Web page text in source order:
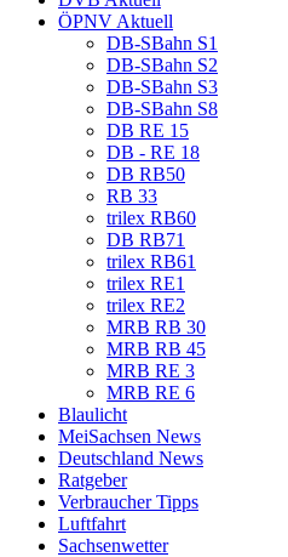
ÖPNV Aktuell
DB-SBahn S1
DB-SBahn S2
DB-SBahn S3
DB-SBahn S8
DB RE 15
DB - RE 18
DB RB50
RB 33
trilex RB60
DB RB71
trilex RB61
trilex RE1
trilex RE2
MRB RB 30
MRB RB 45
MRB RE 3
MRB RE 6
Blaulicht
MeiSachsen News
Deutschland News
Ratgeber
Verbraucher Tipps
Luftfahrt
Sachsenwetter